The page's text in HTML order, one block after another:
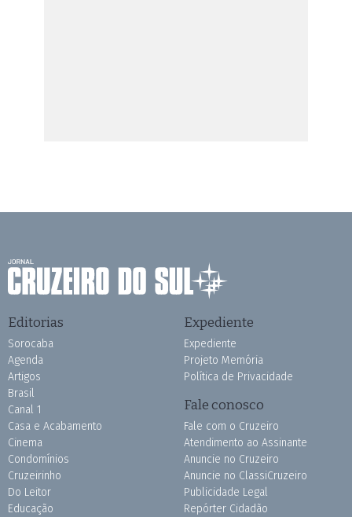
Editorias
Sorocaba
Agenda
Artigos
Brasil
Canal 1
Casa e Acabamento
Cinema
Condomínios
Cruzeirinho
Do Leitor
Educação
Expediente
Expediente
Projeto Memória
Política de Privacidade
Fale conosco
Fale com o Cruzeiro
Atendimento ao Assinante
Anuncie no Cruzeiro
Anuncie no ClassiCruzeiro
Publicidade Legal
Repórter Cidadão